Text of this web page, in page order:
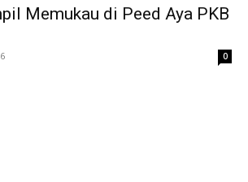
Memukau di Peed Aya PKB
0